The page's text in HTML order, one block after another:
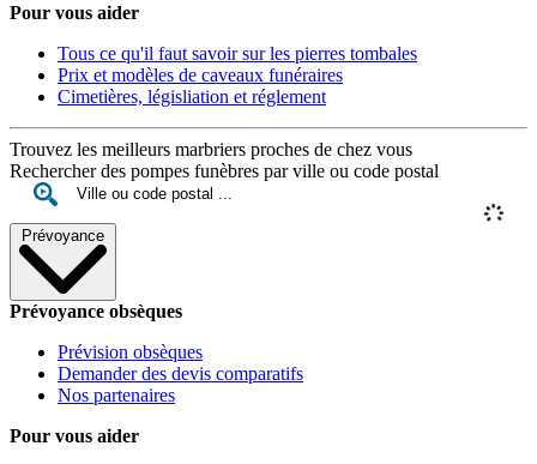
Pour vous aider
Tous ce qu'il faut savoir sur les pierres tombales
Prix et modèles de caveaux funéraires
Cimetières, législiation et réglement
Trouvez les meilleurs marbriers proches de chez vous
Rechercher des pompes funèbres par ville ou code postal
Prévoyance
Prévoyance obsèques
Prévision obsèques
Demander des devis comparatifs
Nos partenaires
Pour vous aider